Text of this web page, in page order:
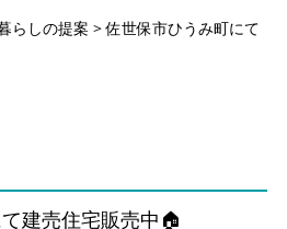
らしの提案 > 佐世保市ひうみ町にて
建売住宅販売中🏠